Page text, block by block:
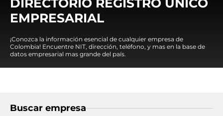
DIRECTORIO REGISTRO ÚNICO
EMPRESARIAL
¡Conozca la información esencial de cualquier empresa de
Colombia! Encuentre NIT, dirección, teléfono, y mas en la base de
datos empresarial mas grande del país.
Buscar empresa